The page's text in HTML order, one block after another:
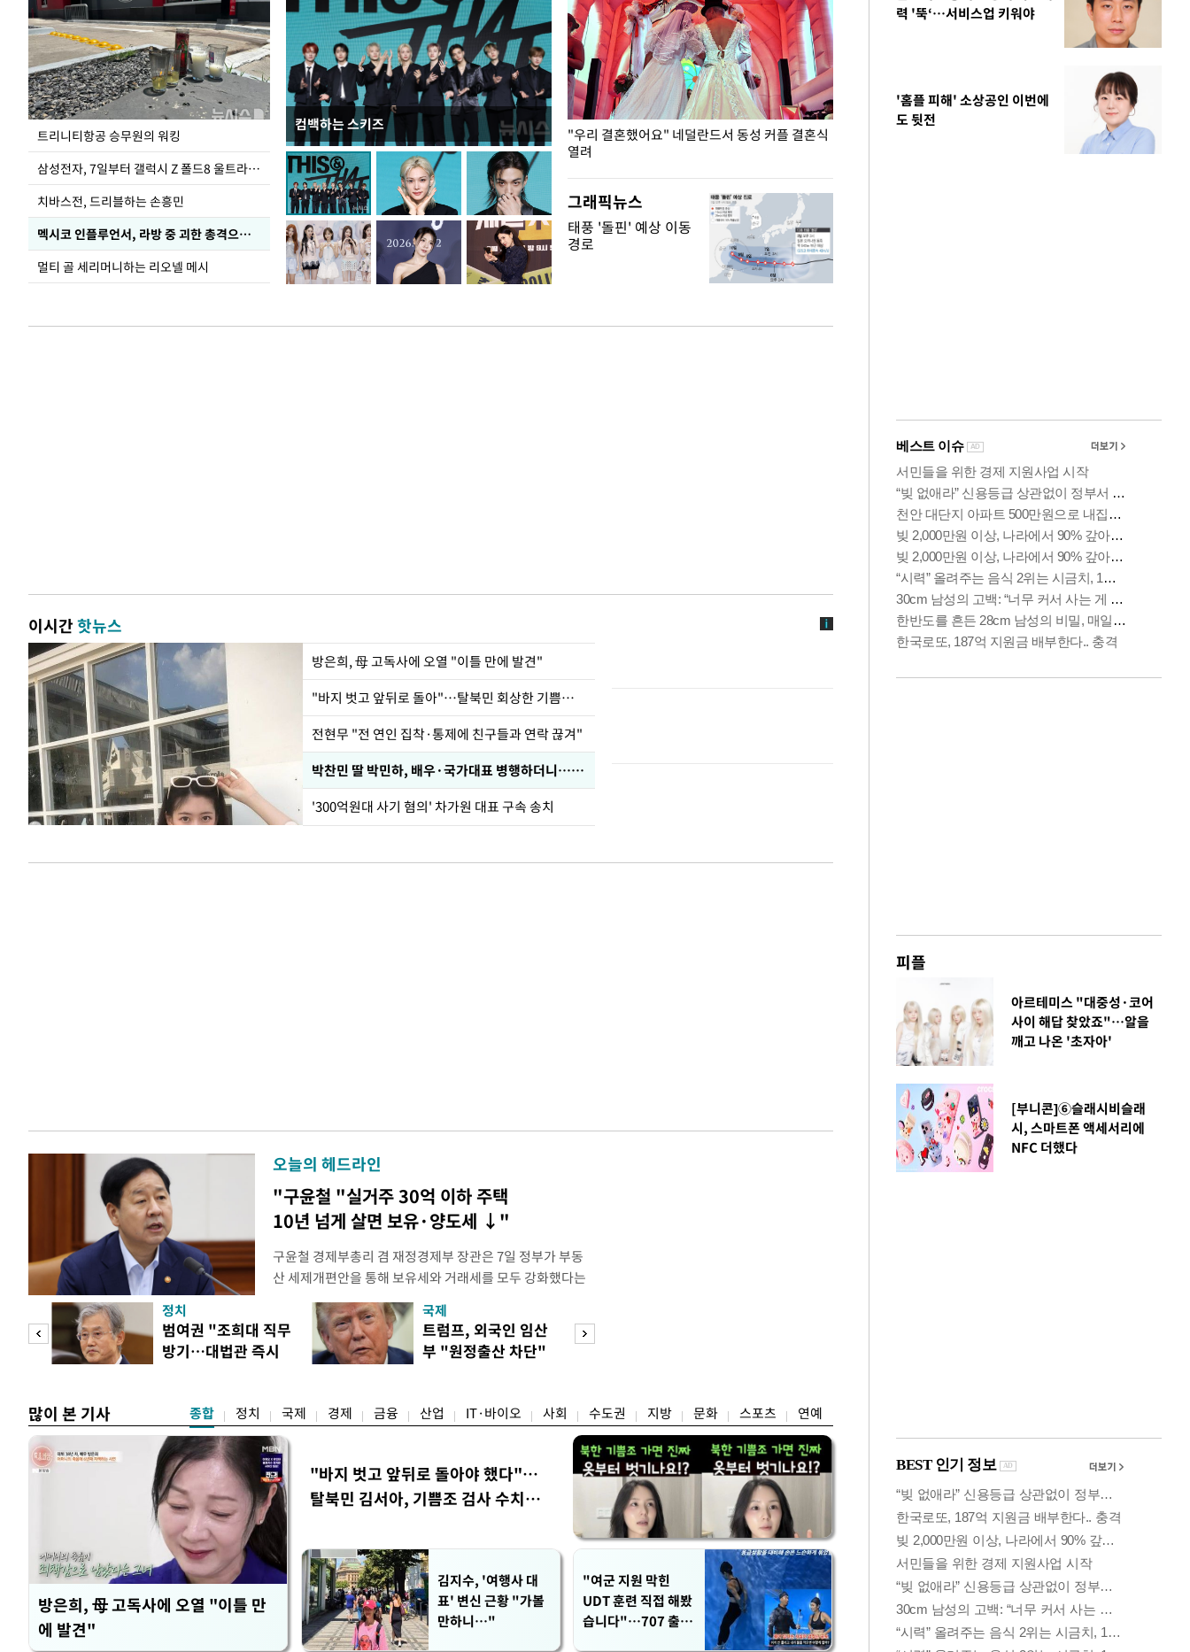
트리니티항공 승무원의 워킹
삼성전자, 7일부터 갤럭시 Z 폴드8 울트라·폴드8·플립8 출시
치바스전, 드리블하는 손흥민
멕시코 인플루언서, 라방 중 괴한 총격으로 사망
멀티 골 세리머니하는 리오넬 메시
컴백하는 스키즈
입추 코앞인데 전국엔 찜통 더위
"우리 결혼했어요" 네덜란드서 동성 커플 결혼식
열려
이 대통령, '청
총력 대응'
그래픽뉴스
태풍 '돌핀' 예상 이동
경로
이시간핫뉴스
방은희, 母 고독사에 오열 "이틀 만에 발견"
"바지 벗고 앞뒤로 돌아"…탈북민 회상한 기쁨조 검사
전현무 "전 연인 집착·통제에 친구들과 연락 끊겨"
박찬민 딸 박민하, 배우·국가대표 병행하더니…근황이
'300억원대 사기 혐의' 차가원 대표 구속 송치
오늘의 헤드라인
"구윤철 "실거주 30억 이하 주택
10년 넘게 살면 보유·양도세 ↓"
구윤철 경제부총리 겸 재정경제부 장관은 7일 정부가 부동
산 세제개편안을 통해 보유세와 거래세를 모두 강화했다는
지적에 대해 "사는(실거주) 30억원 이하 주택은 보유세도 줄
어들고 나중에 팔 때 양도세도 줄어든다"고 설명했다. 구 부
총리는 이날 오전 MBC 라디오 '김종배의 시선집중'과의 인
터뷰에서 "이게(30억원 이하 주택이) 99% 정도 된다.
정치
범여권 "조희대 직무
방기…대법관 즉시
국제
트럼프, 외국인 임산
부 "원정출산 차단"
많이 본 기사 종합 정치 국제 경제 금융 산업 IT·바이오 사회 수도권 지방 문화 스포츠 연예
방은희, 母 고독사에 오열 "이틀 만
에 발견"
"바지 벗고 앞뒤로 돌아야 했다"…
탈북민 김서아, 기쁨조 검사 수치심
김지수, '여행사 대
표' 변신 근황 "가볼
만하니…"
"여군 지원 막힌
UDT 훈련 직접 해봤
습니다"…707 출신
력 '뚝‘…서비스업 키워야
'홈플 피해' 소상공인 이번에
도 뒷전
피플
아르테미스 "대중성·코어
사이 해답 찾았죠"…알을
깨고 나온 '초자아'
[부니콘]⑥슬래시비슬래
시, 스마트폰 액세서리에
NFC 더했다